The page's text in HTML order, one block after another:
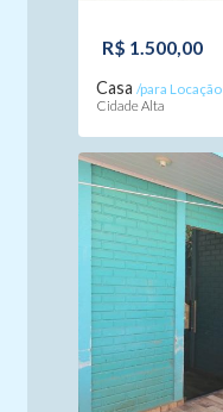
R$ 1.500,00
Casa /para Locação
Cidade Alta